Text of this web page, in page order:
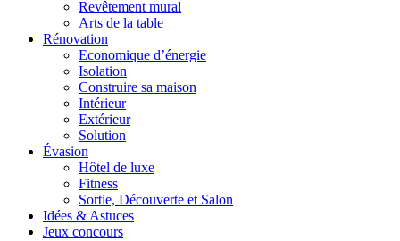
Revêtement mural
Arts de la table
Rénovation
Economique d’énergie
Isolation
Construire sa maison
Intérieur
Extérieur
Solution
Évasion
Hôtel de luxe
Fitness
Sortie, Découverte et Salon
Idées & Astuces
Jeux concours